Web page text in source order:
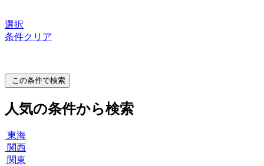
選択
条件クリア
この条件で検索
人気の条件から検索
東海
関西
関東